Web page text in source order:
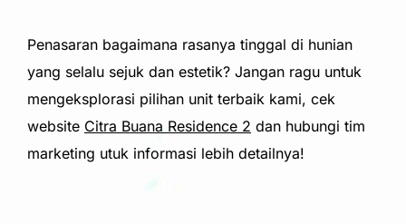
Penasaran bagaimana rasanya tinggal di hunian
yang selalu sejuk dan estetik? Jangan ragu untuk
mengeksplorasi pilihan unit terbaik kami, cek
website Citra Buana Residence 2 dan hubungi tim
marketing utuk informasi lebih detailnya!